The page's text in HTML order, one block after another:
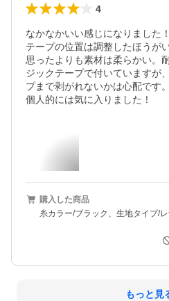
4
なかなかいい感じになりました！
テープの位置は調整したほうが
思ったよりも素材は柔らかい。
ジックテープで付いていますが
プまで剥がれないかは心配です。
個人的には気に入りました！
購入した商品
糸カラー/ブラック、生地タイプ/
もっと見